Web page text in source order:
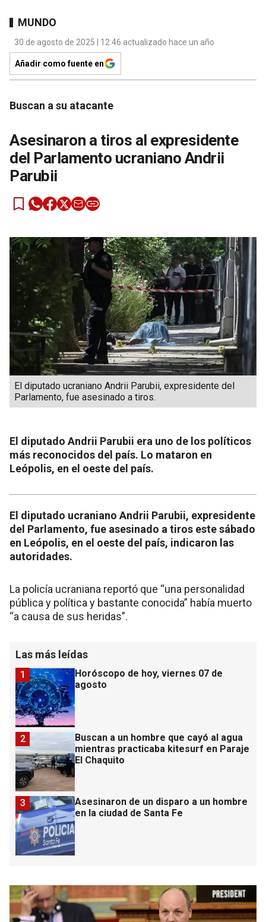
MUNDO
30 de agosto de 2025 | 12:46 actualizado hace un año
Añadir como fuente en
Buscan a su atacante
Asesinaron a tiros al expresidente
del Parlamento ucraniano Andrii
Parubii
El diputado ucraniano Andrii Parubii, expresidente del
Parlamento, fue asesinado a tiros.
El diputado Andrii Parubii era uno de los políticos
más reconocidos del país. Lo mataron en
Leópolis, en el oeste del país.
El diputado ucraniano Andrii Parubii, expresidente
del Parlamento, fue asesinado a tiros este sábado
en Leópolis, en el oeste del país, indicaron las
autoridades.
La policía ucraniana reportó que “una personalidad
pública y política y bastante conocida” había muerto
“a causa de sus heridas”.
Las más leídas
Horóscopo de hoy, viernes 07 de
agosto
1
Buscan a un hombre que cayó al agua
mientras practicaba kitesurf en Paraje
El Chaquito
2
Asesinaron de un disparo a un hombre
en la ciudad de Santa Fe
3